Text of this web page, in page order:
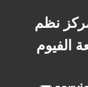
نظم
الفيوم